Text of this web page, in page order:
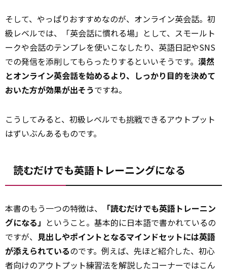
そして、やっぱりおすすめなのが、オンライン英会話。初
級レベルでは、「英会話に慣れる場」として、スモールト
ークや会話のテンプレを使いこなしたり、英語日記やSNS
での発信を添削してもらったりするといいそうです。 漠然
とオンライン英会話を始めるより、しっかり目的を決めて
おいた方が効果が出そうですね。
こうしてみると、初級レベルでも挑戦できるアウトプット
はずいぶんあるものです。
読むだけでも英語トレーニングになる
本書のもう一つの特徴は、
「読むだけでも英語トレーニン
グになる」 ということ。基本的に日本語で書かれているの
ですが、 見出しやポイントとなるマインドセットには英語
が添えられているのです。例えば、先ほど紹介した、初心
者向けのアウトプット練習法を解説したコーナーではこん